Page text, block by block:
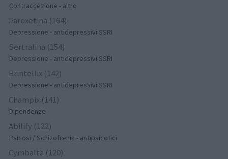
Contraccezione - altro
Paroxetina (164)
Depressione - antidepressivi SSRI
Sertralina (154)
Depressione - antidepressivi SSRI
Brintellix (142)
Depressione - antidepressivi SSRI
Champix (141)
Dipendenze
Abilify (122)
Psicosi / Schizofrenia - antipsicotici
Cymbalta (120)